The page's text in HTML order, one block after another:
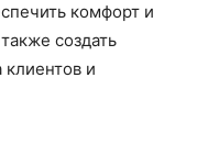
комфорт и
создать
и